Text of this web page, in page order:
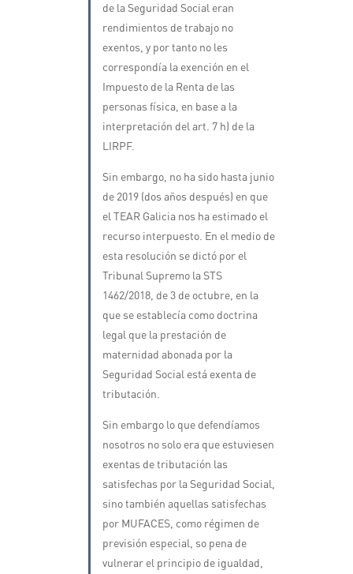
de la Seguridad Social eran
rendimientos de trabajo no
exentos, y por tanto no les
correspondía la exención en el
Impuesto de la Renta de las
personas física, en base a la
interpretación del art. 7 h) de la
LIRPF.
Sin embargo, no ha sido hasta junio
de 2019 (dos años después) en que
el TEAR Galicia nos ha estimado el
recurso interpuesto. En el medio de
esta resolución se dictó por el
Tribunal Supremo la STS
1462/2018, de 3 de octubre, en la
que se establecía como doctrina
legal que la prestación de
maternidad abonada por la
Seguridad Social está exenta de
tributación.
Sin embargo lo que defendíamos
nosotros no solo era que estuviesen
exentas de tributación las
satisfechas por la Seguridad Social,
sino también aquellas satisfechas
por MUFACES, como régimen de
previsión especial, so pena de
vulnerar el principio de igualdad,